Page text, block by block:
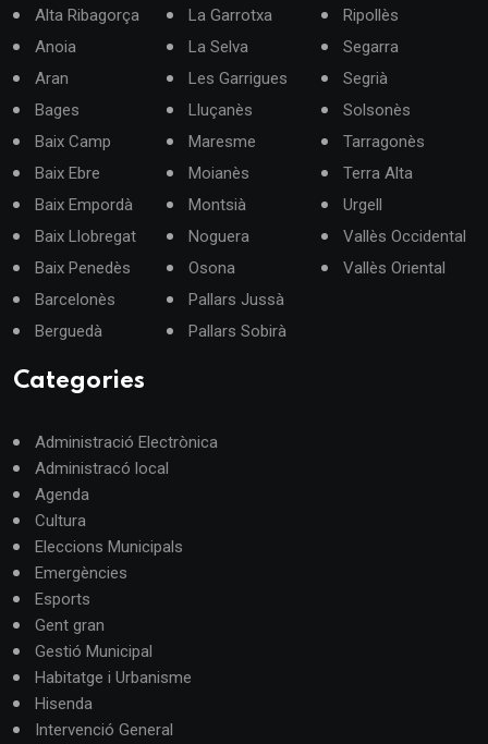
Alta Ribagorça
Anoia
Aran
Bages
Baix Camp
Baix Ebre
Baix Empordà
Baix Llobregat
Baix Penedès
Barcelonès
Berguedà
La Garrotxa
La Selva
Les Garrigues
Lluçanès
Maresme
Moianès
Montsià
Noguera
Osona
Pallars Jussà
Pallars Sobirà
Ripollès
Segarra
Segrià
Solsonès
Tarragonès
Terra Alta
Urgell
Vallès Occidental
Vallès Oriental
Categories
Administració Electrònica
Administracó local
Agenda
Cultura
Eleccions Municipals
Emergències
Esports
Gent gran
Gestió Municipal
Habitatge i Urbanisme
Hisenda
Intervenció General